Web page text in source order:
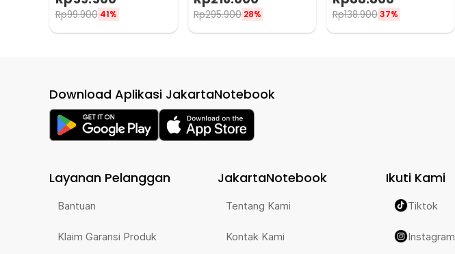
Rp99.900 41% Rp295.900 28% Rp138.900 37%
Download Aplikasi JakartaNotebook
Layanan Pelanggan
Bantuan
Klaim Garansi Produk
JakartaNotebook
Tentang Kami
Kontak Kami
Ikuti Kami
Tiktok
Instagram